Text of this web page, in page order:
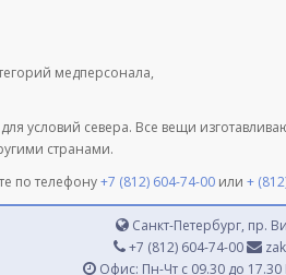
медперсонала,
условий севера. Все вещи
странами.
по телефону+7 (812) 604-74-00 или +
Санкт-Петербург, пр.
+7 (812) 604-74-00
Офис: Пн-Чт с 09.30 до 17.30